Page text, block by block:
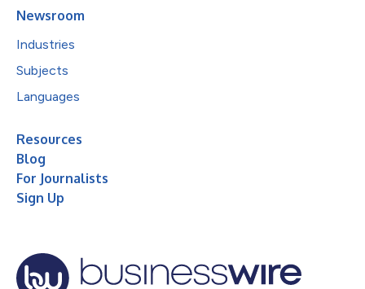
Newsroom
Industries
Subjects
Languages
Resources
Blog
For Journalists
Sign Up